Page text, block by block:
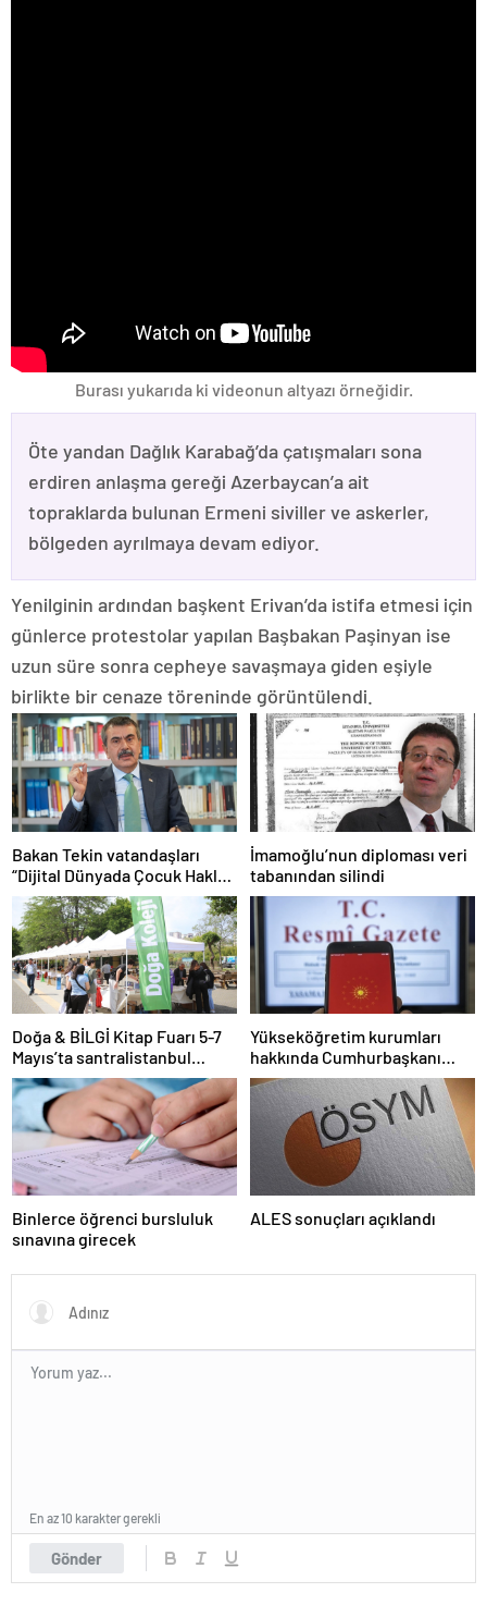
Burası yukarıda ki videonun altyazı örneğidir.
Öte yandan Dağlık Karabağ’da çatışmaları sona
erdiren anlaşma gereği Azerbaycan’a ait
topraklarda bulunan Ermeni siviller ve askerler,
bölgeden ayrılmaya devam ediyor.
Yenilginin ardından başkent Erivan’da istifa etmesi için
günlerce protestolar yapılan Başbakan Paşinyan ise
uzun süre sonra cepheye savaşmaya giden eşiyle
birlikte bir cenaze töreninde görüntülendi.
Bakan Tekin vatandaşları
“Dijital Dünyada Çocuk Hakları
Sözleşmesi”ni imzalamaya
davet etti
İmamoğlu’nun diploması veri
tabanından silindi
Doğa & BİLGİ Kitap Fuarı 5-7
Mayıs’ta santralistanbul
Kampüsünde kapılarını açıyor
Yükseköğretim kurumları
hakkında Cumhurbaşkanı
kararı Resmi Gazete’de
Binlerce öğrenci bursluluk
sınavına girecek
ALES sonuçları açıklandı
Gönder
En az 10 karakter gerekli